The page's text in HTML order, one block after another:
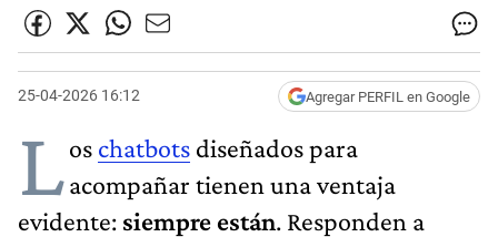
25-04-2026 16:12 Agregar PERFIL en Google
Los chatbots diseñados para
acompañar tienen una ventaja
evidente: siempre están. Responden a